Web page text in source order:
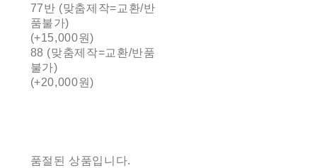
77반 (맞춤제작=교환/반
품불가)
(+15,000원)
88 (맞춤제작=교환/반품
불가)
(+20,000원)
품절된 상품입니다.